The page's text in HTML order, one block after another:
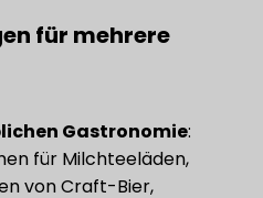
für mehrere
Gastronomie:
für Milchteeläden,
von Craft-Bier,